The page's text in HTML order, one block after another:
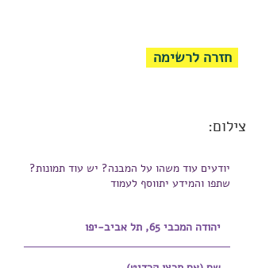
חזרה לרשימה
צילום:
יודעים עוד משהו על המבנה? יש עוד תמונות?
שתפו והמידע יתווסף לעמוד